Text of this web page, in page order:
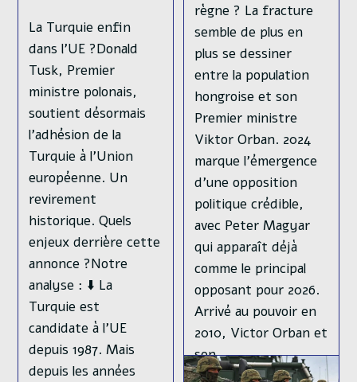
La Turquie enfin
dans l’UE ?Donald
Tusk, Premier
ministre polonais,
soutient désormais
l’adhésion de la
Turquie à l’Union
européenne. Un
revirement
historique. Quels
enjeux derrière cette
annonce ?Notre
analyse : ⬇️ La
Turquie est
candidate à l’UE
depuis 1987. Mais
depuis les années
règne ? La fracture
semble de plus en
plus se dessiner
entre la population
hongroise et son
Premier ministre
Viktor Orban. 2024
marque l’émergence
d’une opposition
politique crédible,
avec Peter Magyar
qui apparaît déjà
comme le principal
opposant pour 2026.
Arrivé au pouvoir en
2010, Victor Orban et
son…